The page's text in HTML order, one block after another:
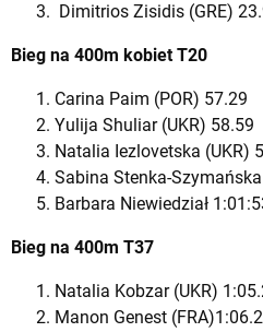
Dimitrios Zisidis (GRE)
Bieg na 400m kobiet T20
Carina Paim (POR) 57.29
Yulija Shuliar (UKR) 58.59
Natalia Iezlovetska (UKR)
Sabina Stenka-
Barbara Niewiedział
Bieg na 400m T37
Natalia Kobzar (UKR)
Manon Genest